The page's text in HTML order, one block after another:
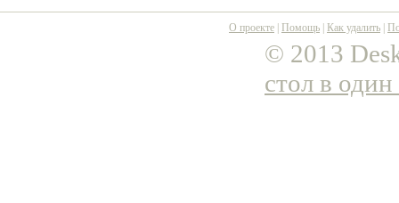
О проекте Помощь Как удалить
© 2013
стол в